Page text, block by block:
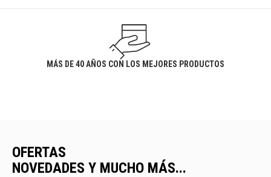
MÁS DE 40 AÑOS CON LOS MEJORES PRODUCTOS
OFERTAS
NOVEDADES Y MUCHO MÁS...